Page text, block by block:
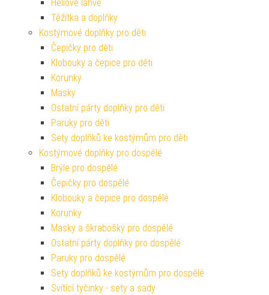
Heliové lahve
Těžítka a doplňky
Kostýmové doplňky pro děti
Čepičky pro děti
Klobouky a čepice pro děti
Korunky
Masky
Ostatní párty doplňky pro děti
Paruky pro děti
Sety doplňků ke kostýmům pro děti
Kostýmové doplňky pro dospělé
Brýle pro dospělé
Čepičky pro dospělé
Klobouky a čepice pro dospělé
Korunky
Masky a škrabošky pro dospělé
Ostatní párty doplňky pro dospělé
Paruky pro dospělé
Sety doplňků ke kostýmům pro dospělé
Svítící tyčinky - sety a sady